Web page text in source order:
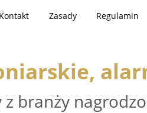
Kontakt Zasady Regulamin
branży